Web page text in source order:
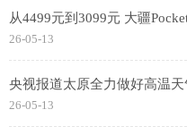
从4499元到3099元 大疆
26-05-13
央视报道太原全力做好高温
26-05-13